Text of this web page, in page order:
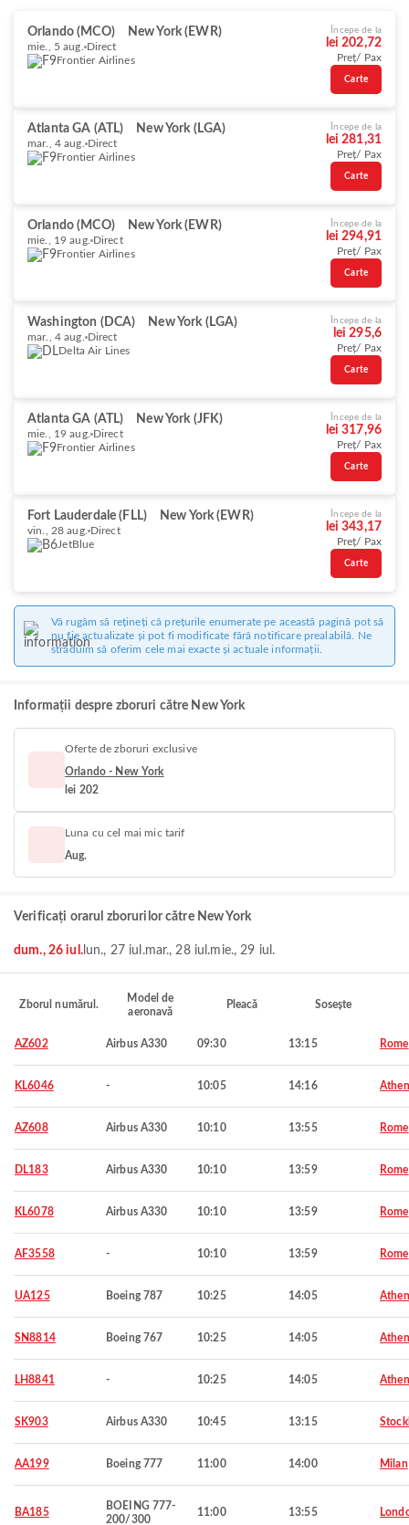
Orlando (MCO) New York (EWR)
mie., 5 aug. Direct
Frontier Airlines
Începe de la
lei 202,72
Preț/ Pax
Carte
Atlanta GA (ATL) New York (LGA)
mar., 4 aug. Direct
Frontier Airlines
Începe de la
lei 281,31
Preț/ Pax
Carte
Orlando (MCO) New York (EWR)
mie., 19 aug. Direct
Frontier Airlines
Începe de la
lei 294,91
Preț/ Pax
Carte
Washington (DCA) New York (LGA)
mar., 4 aug. Direct
Delta Air Lines
Începe de la
lei 295,6
Preț/ Pax
Carte
Atlanta GA (ATL) New York (JFK)
mie., 19 aug. Direct
Frontier Airlines
Începe de la
lei 317,96
Preț/ Pax
Carte
Fort Lauderdale (FLL) New York (EWR)
vin., 28 aug. Direct
JetBlue
Începe de la
lei 343,17
Preț/ Pax
Carte
Vă rugăm să rețineți că prețurile enumerate pe această pagină pot să
nu fie actualizate și pot fi modificate fără notificare prealabilă. Ne
străduim să oferim cele mai exacte și actuale informații.
Informații despre zboruri către New York
Oferte de zboruri exclusive
Orlando - New York
lei 202
Luna cu cel mai mic tarif
Aug.
Verificați orarul zborurilor către New York
dum., 26 iul.lun., 27 iul.mar., 28 iul.mie., 29 iul.
Zborul numărul.
Model de
aeronavă
Pleacă Sosește
AZ602 Airbus A330 09:30 13:15 Rome
KL6046 - 10:05 14:16
AZ608 Airbus A330 10:10 13:55 Rome
DL183 Airbus A330 10:10 13:59 Rome
KL6078 Airbus A330 10:10 13:59 Rome
AF3558 - 10:10 13:59 Rome
UA125 Boeing 787 10:25 14:05
SN8814 Boeing 767 10:25 14:05
LH8841 - 10:25 14:05
SK903 Airbus A330 10:45 13:15
AA199 Boeing 777 11:00 14:00 Milan
BA185
BOEING 777-
200/300
11:00 13:55